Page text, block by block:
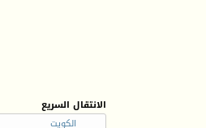
الانتقال السريع